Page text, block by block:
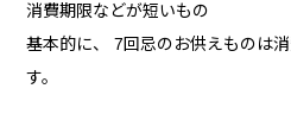
消費期限などが短いもの
基本的に、 7回忌のお供えものは
す。